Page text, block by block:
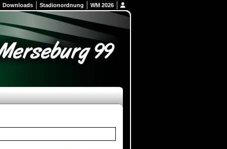
Downloads Stadionordnung WM 2026